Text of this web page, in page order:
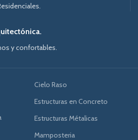
y confortables.
Cielo Raso
Estructuras en Concreto
Estructuras Métalicas
Mamposteria